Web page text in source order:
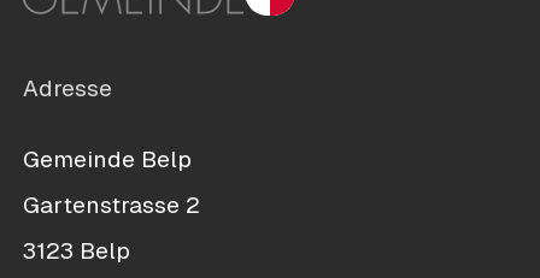
Adresse
Gemeinde Belp
Gartenstrasse 2
3123 Belp